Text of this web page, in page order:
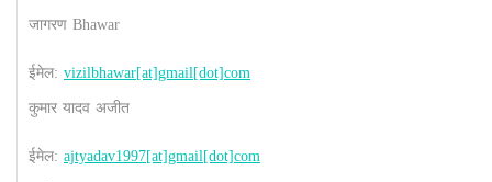
जागरण Bhawar
ईमेल: vizilbhawar[at]gmail[dot]com
कुमार यादव अजीत
ईमेल: ajtyadav1997[at]gmail[dot]com